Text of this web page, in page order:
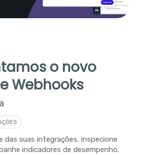
o novo
Webhooks
das suas integrações, inspecione
indicadores de desempenho,